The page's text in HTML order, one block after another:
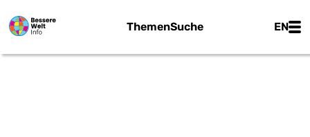
ThemenSuche EN